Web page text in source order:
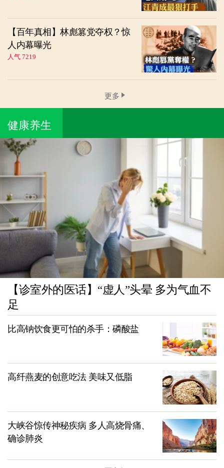
【百年真相】林彪篡党夺权？惊
人内幕曝光
人气 7219
更多
健康养生
【诊室外的医话】“虚人”头晕 多为气血不
足
比高钠饮食更可怕的杀手：磷酸盐
高纤燕麦的创意吃法 美味又低脂
大峡谷惊传神秘疾病 多人高烧骨痛、
确诊肺炎